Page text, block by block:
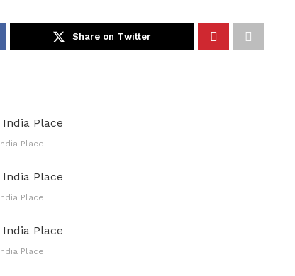
Share on Twitter
Place
Place
Place